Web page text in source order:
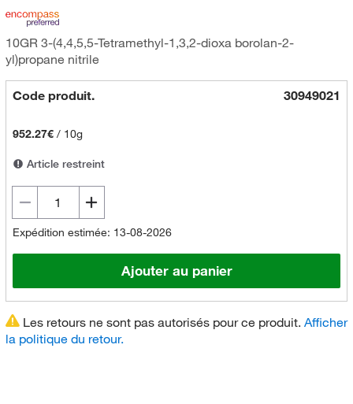
10GR 3-(4,4,5,5-Tetramethyl-1,3,2-dioxa borolan-2-
yl)propane nitrile
Code produit. 30949021
952.27€/ 10g
Article restreint
Expédition estimée: 13-08-2026
Ajouter au panier
Les retours ne sont pas autorisés pour ce produit. Afficher
la politique du retour.